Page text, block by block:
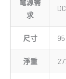
求
尺寸
淨重